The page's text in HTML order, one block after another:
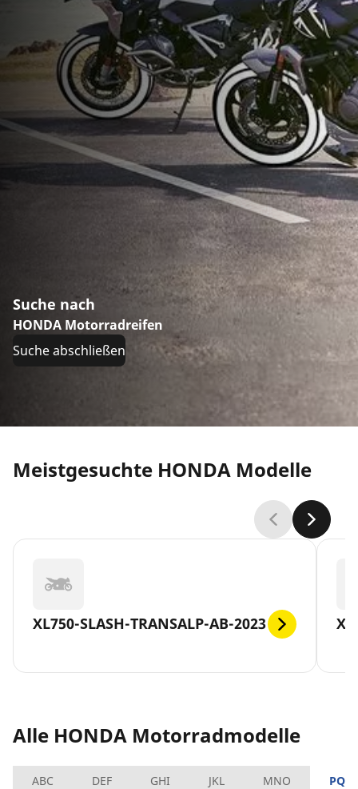
Suche nach
HONDA Motorradreifen
Suche abschließen
Meistgesuchte HONDA Modelle
XL750-SLASH-TRANSALP-AB-2023 X-
Alle HONDA Motorradmodelle
ABC DEF GHI JKL MNO PQRS